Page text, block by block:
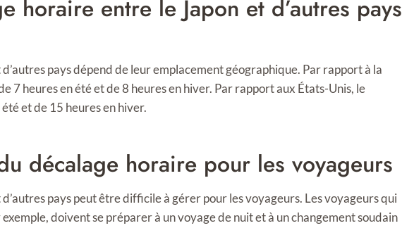
horaire entre le Japon et d’autres pays
pays dépend de leur emplacement géographique. Par rapport à la
7 heures en été et de 8 heures en hiver. Par rapport aux États-Unis, le
et de 15 heures en hiver.
décalage horaire pour les voyageurs
pays peut être difficile à gérer pour les voyageurs. Les voyageurs qui
doivent se préparer à un voyage de nuit et à un changement soudain